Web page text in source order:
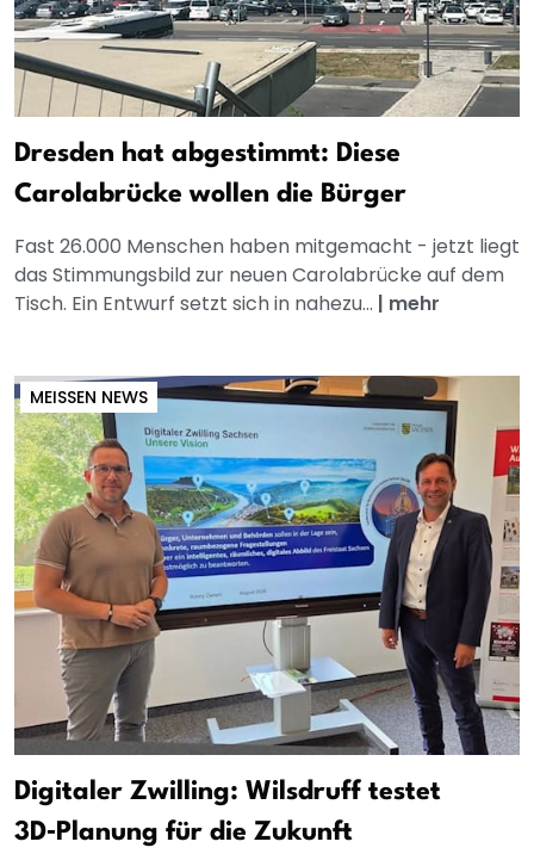
Dresden hat abgestimmt: Diese
Carolabrücke wollen die Bürger
Fast 26.000 Menschen haben mitgemacht - jetzt liegt
das Stimmungsbild zur neuen Carolabrücke auf dem
Tisch. Ein Entwurf setzt sich in nahezu... | mehr
MEISSEN NEWS
Digitaler Zwilling: Wilsdruff testet
3D‑Planung für die Zukunft